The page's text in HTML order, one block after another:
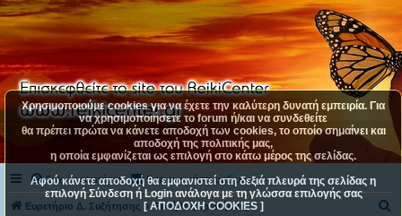
Συχνές ερωτήσεις Επικοινωνήστε μαζί μας
Ευρετήριο Δ. Συζήτησης Συνήθεις ερωτήσεις
Χρησιμοποιούμε cookies για να έχετε την καλύτερη δυνατή εμπειρία. Για
να χρησιμοποιήσετε το forum ή/και να συνδεθείτε
θα πρέπει πρώτα να κάνετε αποδοχή των cookies, το οποίο σημαίνει και
αποδοχή της πολιτικής μας,
η οποία εμφανίζεται ως επιλογή στο κάτω μέρος της σελίδας.
Αφού κάνετε αποδοχή θα εμφανιστεί στη δεξιά πλευρά της σελίδας η
επιλογή Σύνδεση ή Login ανάλογα με τη γλώσσα επιλογής σας
[ ΑΠΟΔΟΧΗ COOKIES ]